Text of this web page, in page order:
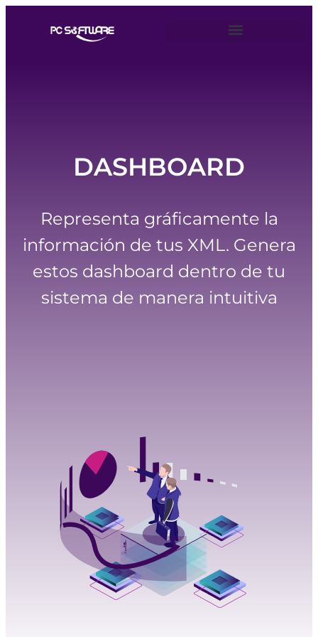
DASHBOARD
Representa gráficamente la
información de tus XML. Genera
estos dashboard dentro de tu
sistema de manera intuitiva